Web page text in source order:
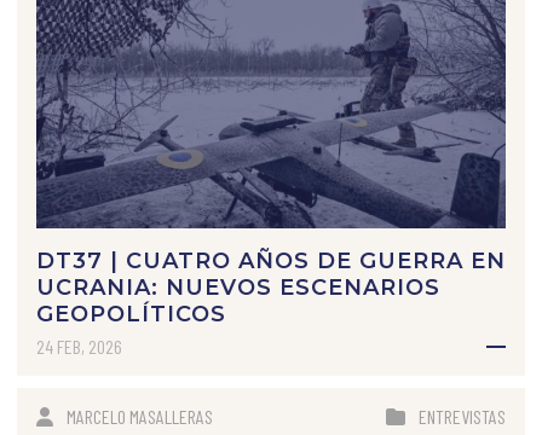
DT37 | CUATRO AÑOS DE GUERRA EN
UCRANIA: NUEVOS ESCENARIOS
GEOPOLÍTICOS
24 FEB, 2026
MARCELO MASALLERAS ENTREVISTAS